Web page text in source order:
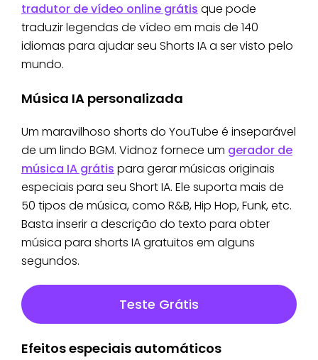
tradutor de vídeo online grátis que pode
traduzir legendas de vídeo em mais de 140
idiomas para ajudar seu Shorts IA a ser visto pelo
mundo.
Música IA personalizada
Um maravilhoso shorts do YouTube é inseparável
de um lindo BGM. Vidnoz fornece um gerador de
música IA grátis para gerar músicas originais
especiais para seu Short IA. Ele suporta mais de
50 tipos de música, como R&B, Hip Hop, Funk, etc.
Basta inserir a descrição do texto para obter
música para shorts IA gratuitos em alguns
segundos.
Teste Grátis
Efeitos especiais automáticos